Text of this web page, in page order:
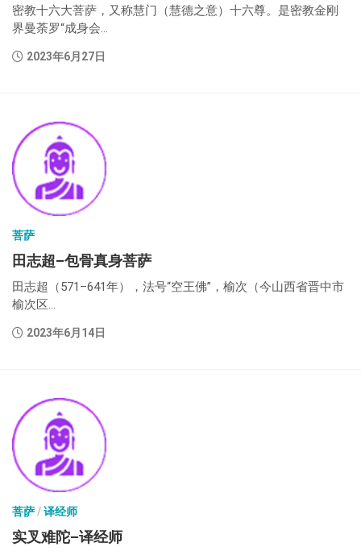
密教十六大菩萨，又称慧门（慧德之意）十六尊。是密教金刚
界曼荼罗“成身会...
2023年6月27日
菩萨
田志超–包骨真身菩萨
田志超（571–641年），法号“空王佛”，榆次（今山西省晋中市
榆次区...
2023年6月14日
菩萨/译经师
实叉难陀–译经师